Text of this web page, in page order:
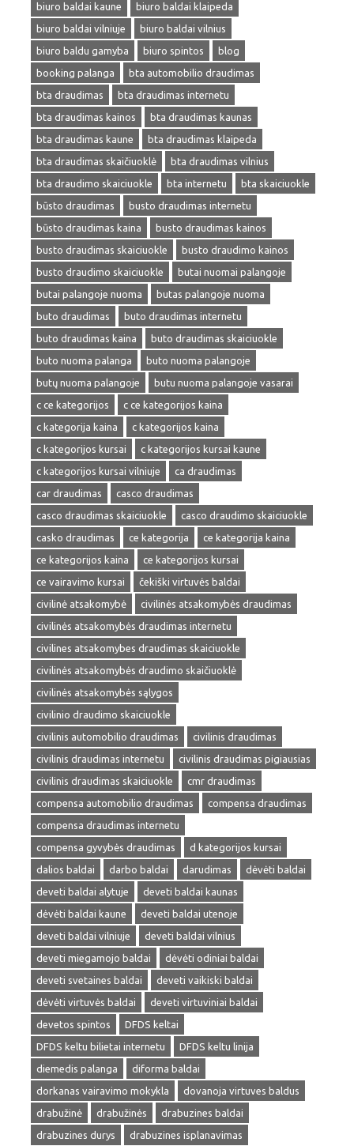
biuro baldai kaune
biuro baldai klaipeda
biuro baldai vilniuje
biuro baldai vilnius
biuro baldu gamyba
biuro spintos
blog
booking palanga
bta automobilio draudimas
bta draudimas
bta draudimas internetu
bta draudimas kainos
bta draudimas kaunas
bta draudimas kaune
bta draudimas klaipeda
bta draudimas skaičiuoklė
bta draudimas vilnius
bta draudimo skaiciuokle
bta internetu
bta skaiciuokle
būsto draudimas
busto draudimas internetu
būsto draudimas kaina
busto draudimas kainos
busto draudimas skaiciuokle
busto draudimo kainos
busto draudimo skaiciuokle
butai nuomai palangoje
butai palangoje nuoma
butas palangoje nuoma
buto draudimas
buto draudimas internetu
buto draudimas kaina
buto draudimas skaiciuokle
buto nuoma palanga
buto nuoma palangoje
butų nuoma palangoje
butu nuoma palangoje vasarai
c ce kategorijos
c ce kategorijos kaina
c kategorija kaina
c kategorijos kaina
c kategorijos kursai
c kategorijos kursai kaune
c kategorijos kursai vilniuje
ca draudimas
car draudimas
casco draudimas
casco draudimas skaiciuokle
casco draudimo skaiciuokle
casko draudimas
ce kategorija
ce kategorija kaina
ce kategorijos kaina
ce kategorijos kursai
ce vairavimo kursai
čekiški virtuvės baldai
civilinė atsakomybė
civilinės atsakomybės draudimas
civilinės atsakomybės draudimas internetu
civilines atsakomybes draudimas skaiciuokle
civilinės atsakomybės draudimo skaičiuoklė
civilinės atsakomybės sąlygos
civilinio draudimo skaiciuokle
civilinis automobilio draudimas
civilinis draudimas
civilinis draudimas internetu
civilinis draudimas pigiausias
civilinis draudimas skaiciuokle
cmr draudimas
compensa automobilio draudimas
compensa draudimas
compensa draudimas internetu
compensa gyvybės draudimas
d kategorijos kursai
dalios baldai
darbo baldai darudimas
dėvėti baldai
deveti baldai alytuje
deveti baldai kaunas
dėvėti baldai kaune
deveti baldai utenoje
deveti baldai vilniuje
deveti baldai vilnius
deveti miegamojo baldai
dėvėti odiniai baldai
deveti svetaines baldai
deveti vaikiski baldai
dėvėti virtuvės baldai
deveti virtuviniai baldai
devetos spintos
DFDS keltai
DFDS keltu bilietai internetu
DFDS keltu linija
diemedis palanga
diforma baldai
dorkanas vairavimo mokykla
dovanoja virtuves baldus
drabužinė
drabužinės
drabuzines baldai
drabuzines durys
drabuzines isplanavimas